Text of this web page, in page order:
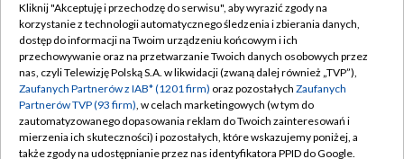
TVP
Abonament TVP
Emisja w TVP
Centrum informacji TVP
Naziemna Telewizja Cyfrowa
Regulamin TVP
Polityka prywatności
Moje zgody
Pomoc
Kliknij "Akceptuję i przechodzę do serwisu", aby wyrazić zgody na
korzystanie z technologii automatycznego śledzenia i zbierania danych,
dostęp do informacji na Twoim urządzeniu końcowym i ich
przechowywanie oraz na przetwarzanie Twoich danych osobowych przez
nas, czyli Telewizję Polską S.A. w likwidacji (zwaną dalej również „TVP”),
Zaufanych Partnerów z IAB* (1201 firm) oraz pozostałych Zaufanych
Partnerów TVP (93 firm), w celach marketingowych (w tym do
zautomatyzowanego dopasowania reklam do Twoich zainteresowań i
mierzenia ich skuteczności) i pozostałych, które wskazujemy poniżej, a
także zgody na udostępnianie przez nas identyfikatora PPID do Google.